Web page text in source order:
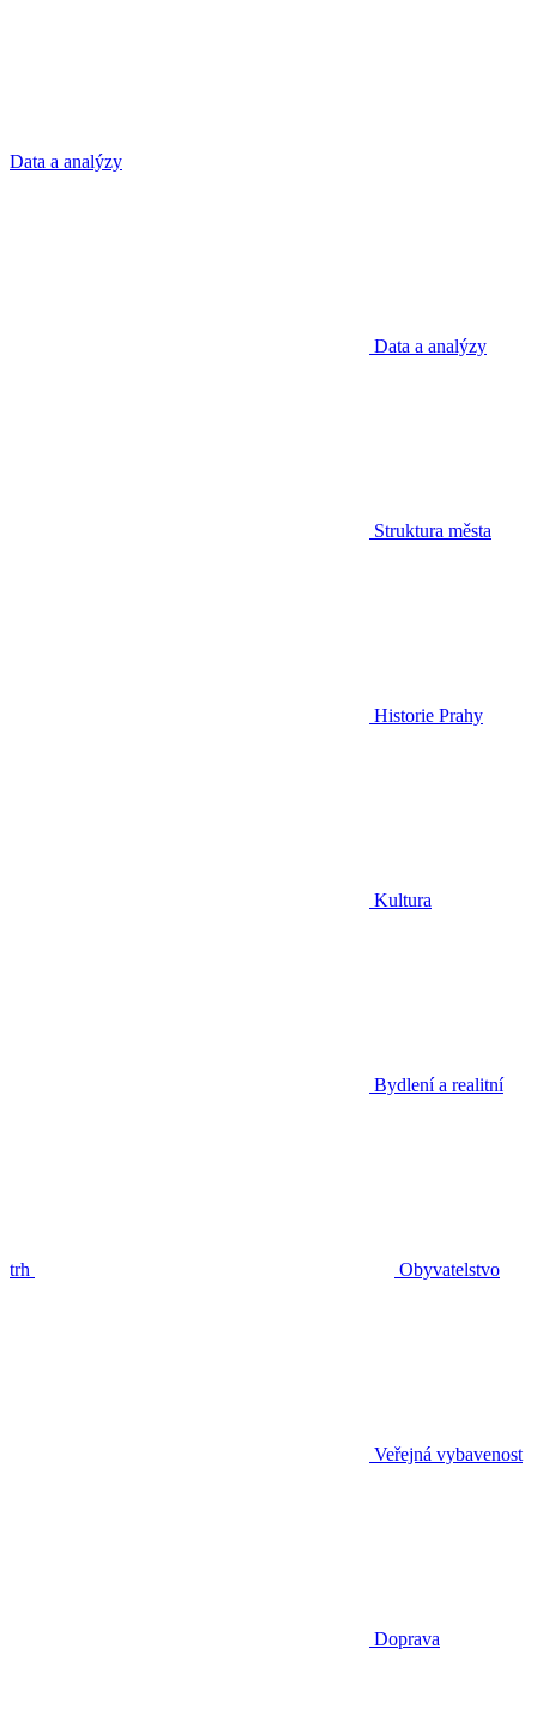
Data a analýzy
Data a analýzy
Struktura města
Historie Prahy
Kultura
Bydlení a realitní
trh Obyvatelstvo
Veřejná vybavenost
Doprava